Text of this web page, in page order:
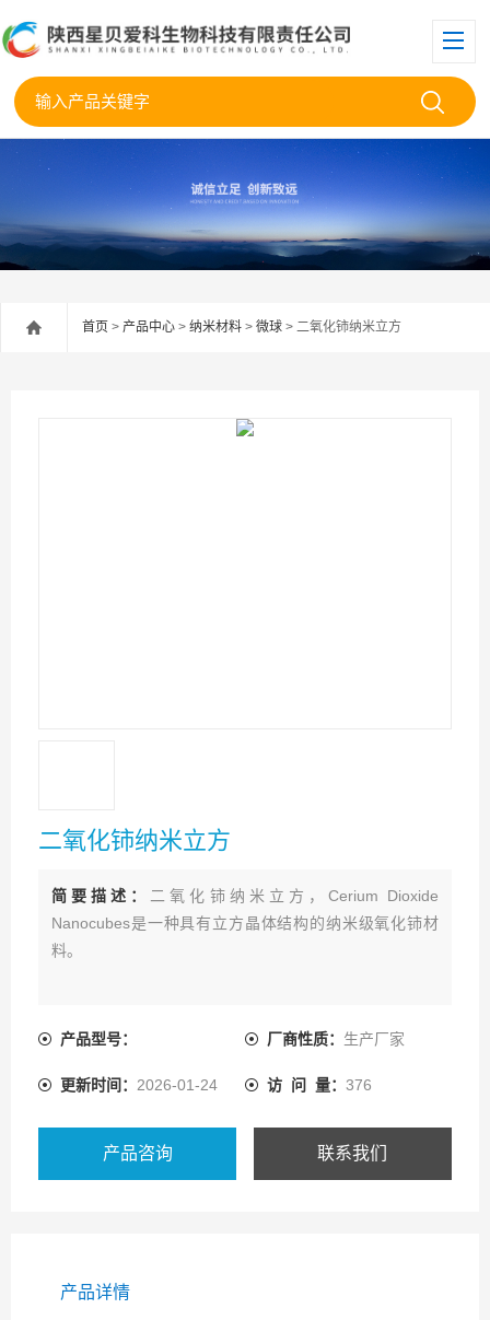
首页 > 产品中心 > 纳米材料 > 微球 > 二氧化铈纳米立方
二氧化铈纳米立方
简要描述：
二氧化铈纳米立方，Cerium Dioxide
Nanocubes‌是一种具有立方晶体结构的纳米级氧化铈材
料。
产品型号： 厂商性质： 生产厂家
更新时间： 2026-01-24 访 问 量： 376
产品咨询 联系我们
产品详情